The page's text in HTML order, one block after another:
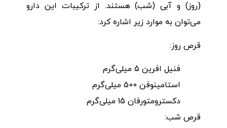
(روز) و آبی (شب) هستند. از ترکیبات این دارو
می‌توان به موارد زیر اشاره کرد:
قرص روز:
فنیل افرین 5 میلی‌گرم
استامینوفن 500 میلی‌گرم
دکسترومتورفان 15 میلی‌گرم
قرص شب: